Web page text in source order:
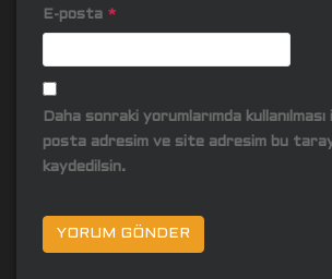
E-posta *
Daha sonraki yorumlarımda kullanılması
posta adresim ve site adresim bu
kaydedilsin.